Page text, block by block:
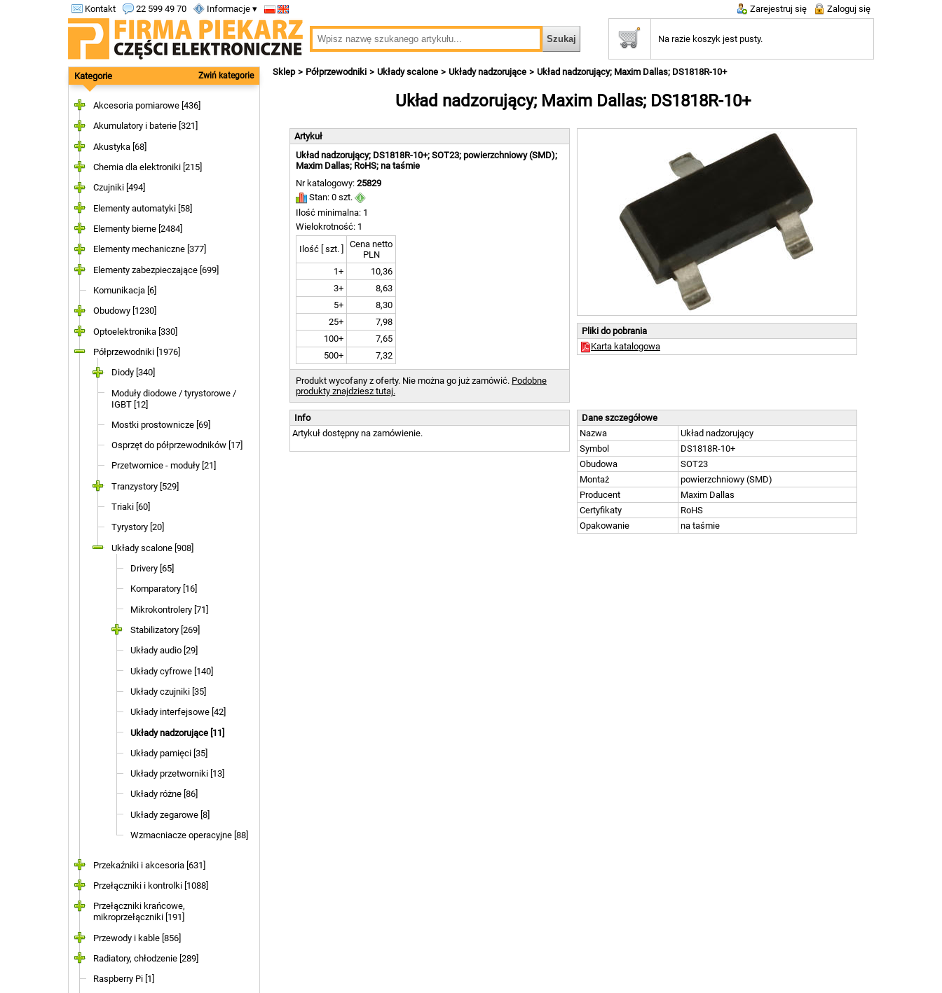
Kontakt 22 599 49 70 Informacje ▾ Zarejestruj się Zaloguj się
Na razie koszyk jest pusty.
Kategorie Zwiń kategorie
Akcesoria pomiarowe [436]
Akumulatory i baterie [321]
Akustyka [68]
Chemia dla elektroniki [215]
Czujniki [494]
Elementy automatyki [58]
Elementy bierne [2484]
Elementy mechaniczne [377]
Elementy zabezpieczające [699]
Komunikacja [6]
Obudowy [1230]
Optoelektronika [330]
Półprzewodniki [1976]
Diody [340]
Moduły diodowe / tyrystorowe /
IGBT [12]
Mostki prostownicze [69]
Osprzęt do półprzewodników [17]
Przetwornice - moduły [21]
Tranzystory [529]
Triaki [60]
Tyrystory [20]
Układy scalone [908]
Drivery [65]
Komparatory [16]
Mikrokontrolery [71]
Stabilizatory [269]
Układy audio [29]
Układy cyfrowe [140]
Układy czujniki [35]
Układy interfejsowe [42]
Układy nadzorujące [11]
Układy pamięci [35]
Układy przetworniki [13]
Układy różne [86]
Układy zegarowe [8]
Wzmacniacze operacyjne [88]
Przekaźniki i akcesoria [631]
Przełączniki i kontrolki [1088]
Przełączniki krańcowe,
mikroprzełączniki [191]
Przewody i kable [856]
Radiatory, chłodzenie [289]
Raspberry Pi [1]
Sklep Półprzewodniki Układy scalone Układy nadzorujące Układ nadzorujący; Maxim Dallas; DS1818R-10+
Układ nadzorujący; Maxim Dallas; DS1818R-10+
Pliki do pobrania
Karta katalogowa
Artykuł
Układ nadzorujący; DS1818R-10+; SOT23; powierzchniowy (SMD);
Maxim Dallas; RoHS; na taśmie
Nr katalogowy: 25829
Stan: 0 szt.
Ilość minimalna: 1
Wielokrotność: 1
Ilość [ szt. ]
Cena netto
PLN
1+
10,36
3+
8,63
5+
8,30
25+
7,98
100+
7,65
500+
7,32
Produkt wycofany z oferty. Nie można go już zamówić. Podobne
produkty znajdziesz tutaj.
Info
Artykuł dostępny na zamówienie.
Dane szczegółowe
Nazwa
Układ nadzorujący
Symbol
DS1818R-10+
Obudowa
SOT23
Montaż
powierzchniowy (SMD)
Producent
Maxim Dallas
Certyfikaty
RoHS
Opakowanie
na taśmie